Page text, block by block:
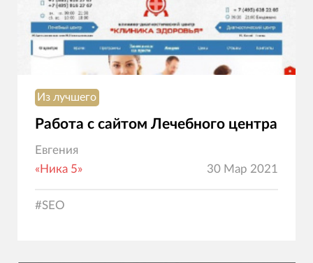
Из лучшего
Работа с сайтом Лечебного центра
Евгения
«Ника 5»
30 Мар 2021
#SEO